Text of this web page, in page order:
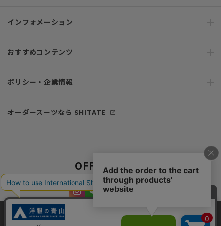
インフォメーション
おすすめコンテンツ
ポリシー・企業情報
オーダースーツなら SHITATE
OFFICIAL SNS